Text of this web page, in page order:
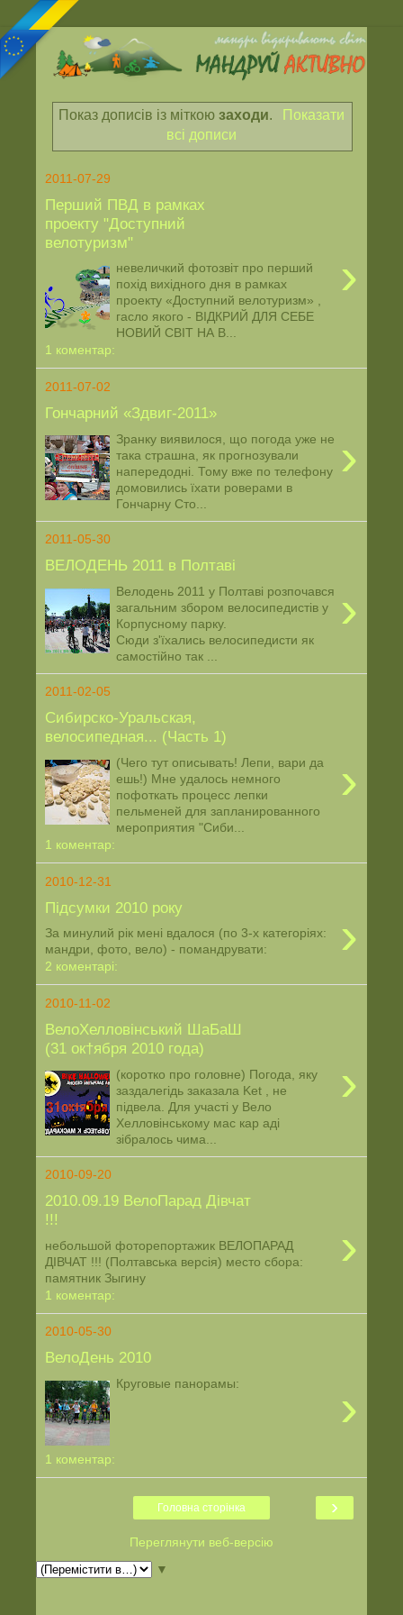
Показ дописів із міткоюзаходи.
Показати
всі дописи
2011-07-29
Перший ПВД в рамках
проекту "Доступний
велотуризм"
›
невеличкий фотозвіт про перший
похід вихідного дня в рамках
проекту «Доступний велотуризм» ,
гасло якого - ВІДКРИЙ ДЛЯ СЕБЕ
НОВИЙ СВІТ НА В...
1 коментар:
2011-07-02
Гончарний «Здвиг-2011»
›
Зранку виявилося, що погода уже не
така страшна, як прогнозували
напередодні. Тому вже по телефону
домовились їхати роверами в
Гончарну Сто...
2011-05-30
ВЕЛОДЕНЬ 2011 в Полтаві
›
Велодень 2011 у Полтаві розпочався
загальним збором велосипедистів у
Корпусному парку.
Сюди з'їхались велосипедисти як
самостійно так ...
2011-02-05
Сибирско-Уральская,
велосипедная... (Часть 1)
›
(Чего тут описывать! Лепи, вари да
ешь!) Мне удалось немного
пофоткать процесс лепки
пельменей для запланированного
мероприятия "Сиби...
1 коментар:
2010-12-31
Підсумки 2010 року ›
За минулий рік мені вдалося (по 3-х категоріях:
мандри, фото, вело) - помандрувати:
2 коментарі:
2010-11-02
ВелоХелловінський ШаБаШ
(31 ок†ября 2010 года)
›
(коротко про головне) Погода, яку
заздалегідь заказала Ket , не
підвела. Для участі у Вело
Хелловінському мас кар аді
зібралось чима...
2010-09-20
2010.09.19 ВелоПарад Дівчат
!!!
›
небольшой фоторепортажик ВЕЛОПАРАД
ДIВЧАТ !!! (Полтавська версія) место сбора:
памятник Зыгину
1 коментар:
2010-05-30
ВелоДень 2010
›
Круговые панорамы:
1 коментар:
›
Головна сторінка
Переглянути веб-версію
▼